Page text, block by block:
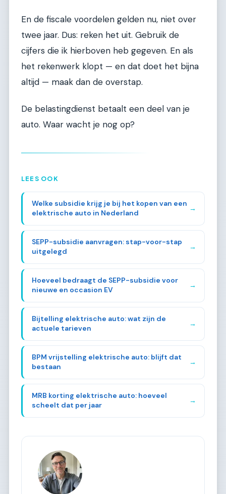
En de fiscale voordelen gelden nu, niet over
twee jaar. Dus: reken het uit. Gebruik de
cijfers die ik hierboven heb gegeven. En als
het rekenwerk klopt — en dat doet het bijna
altijd — maak dan de overstap.
De belastingdienst betaalt een deel van je
auto. Waar wacht je nog op?
LEES OOK
Welke subsidie krijg je bij het kopen van een
elektrische auto in Nederland
→
SEPP-subsidie aanvragen: stap-voor-stap
uitgelegd
→
Hoeveel bedraagt de SEPP-subsidie voor
nieuwe en occasion EV
→
Bijtelling elektrische auto: wat zijn de
actuele tarieven
→
BPM vrijstelling elektrische auto: blijft dat
bestaan
→
MRB korting elektrische auto: hoeveel
scheelt dat per jaar
→